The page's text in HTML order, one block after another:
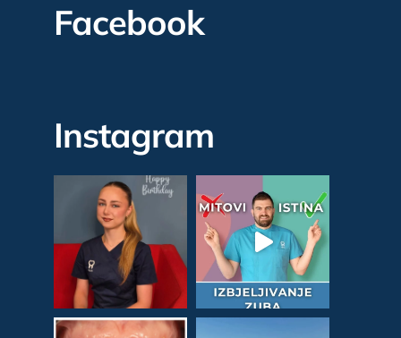
Facebook
Instagram